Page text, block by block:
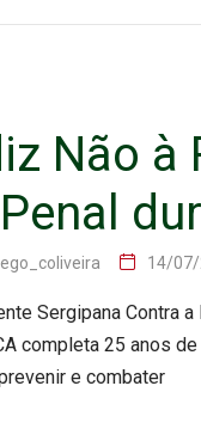
Não à
14/
Sergipana Contra
completa 25 anos
e combater